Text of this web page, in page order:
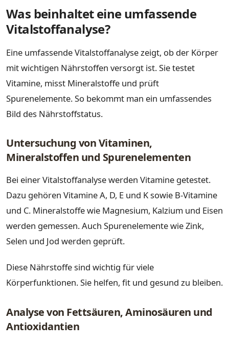
Was beinhaltet eine umfassende
Vitalstoffanalyse?
Eine umfassende Vitalstoffanalyse zeigt, ob der Körper
mit wichtigen Nährstoffen versorgt ist. Sie testet
Vitamine, misst Mineralstoffe und prüft
Spurenelemente. So bekommt man ein umfassendes
Bild des Nährstoffstatus.
Untersuchung von Vitaminen,
Mineralstoffen und Spurenelementen
Bei einer Vitalstoffanalyse werden Vitamine getestet.
Dazu gehören Vitamine A, D, E und K sowie B-Vitamine
und C. Mineralstoffe wie Magnesium, Kalzium und Eisen
werden gemessen. Auch Spurenelemente wie Zink,
Selen und Jod werden geprüft.
Diese Nährstoffe sind wichtig für viele
Körperfunktionen. Sie helfen, fit und gesund zu bleiben.
Analyse von Fettsäuren, Aminosäuren und
Antioxidantien